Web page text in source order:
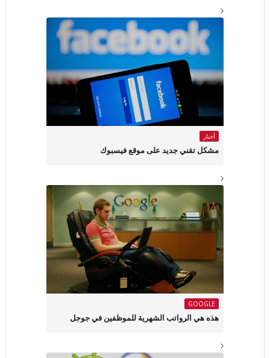
أخبار
مشكل تقني جديد على موقع فيسبوك
GOOGLE
هذه هي الرواتب الشهرية للموظفين في جوجل